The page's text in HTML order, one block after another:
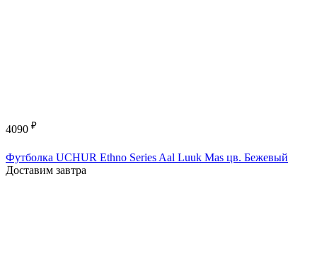
4090 ₽
Футболка UCHUR Ethno Series Aal Luuk Mas цв. Бежевый
Доставим завтра